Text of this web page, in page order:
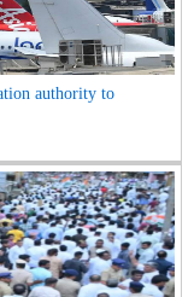
authority to